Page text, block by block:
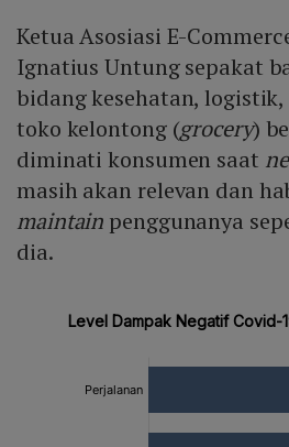
Ketua Asosiasi E-
Ignatius Untung sepakat
bidang kesehatan, logistik,
toko kelontong (grocery)
diminati konsumen saat
masih akan relevan dan
maintain penggunanya
dia.